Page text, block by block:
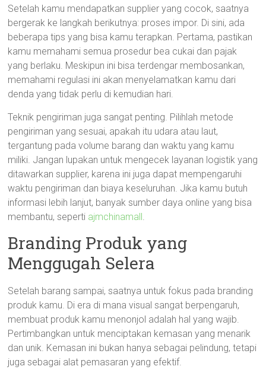
Setelah kamu mendapatkan supplier yang cocok, saatnya
bergerak ke langkah berikutnya: proses impor. Di sini, ada
beberapa tips yang bisa kamu terapkan. Pertama, pastikan
kamu memahami semua prosedur bea cukai dan pajak
yang berlaku. Meskipun ini bisa terdengar membosankan,
memahami regulasi ini akan menyelamatkan kamu dari
denda yang tidak perlu di kemudian hari.
Teknik pengiriman juga sangat penting. Pilihlah metode
pengiriman yang sesuai, apakah itu udara atau laut,
tergantung pada volume barang dan waktu yang kamu
miliki. Jangan lupakan untuk mengecek layanan logistik yang
ditawarkan supplier, karena ini juga dapat mempengaruhi
waktu pengiriman dan biaya keseluruhan. Jika kamu butuh
informasi lebih lanjut, banyak sumber daya online yang bisa
membantu, seperti ajmchinamall.
Branding Produk yang
Menggugah Selera
Setelah barang sampai, saatnya untuk fokus pada branding
produk kamu. Di era di mana visual sangat berpengaruh,
membuat produk kamu menonjol adalah hal yang wajib.
Pertimbangkan untuk menciptakan kemasan yang menarik
dan unik. Kemasan ini bukan hanya sebagai pelindung, tetapi
juga sebagai alat pemasaran yang efektif.